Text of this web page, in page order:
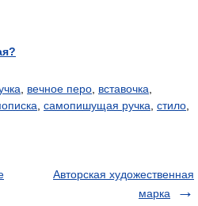
вечное перо вставочка
самопишущая ручка стило
Авторская художественная
марка